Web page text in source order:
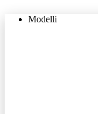
Modelli